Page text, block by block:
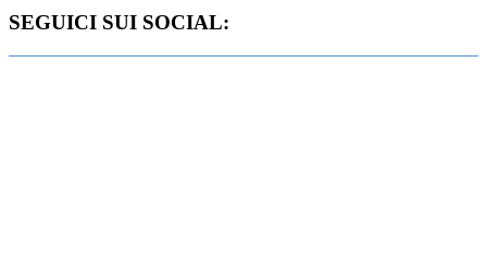
SEGUICI SUI SOCIAL: